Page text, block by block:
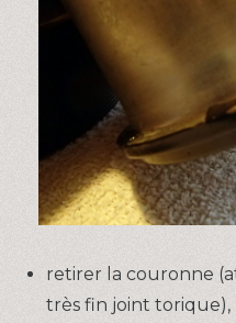
retirer la couronne
très fin joint torique),